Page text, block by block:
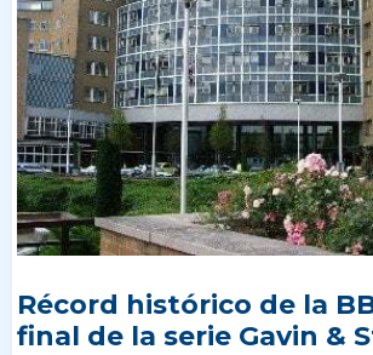
Récord histórico de la
final de la serie Gavin &